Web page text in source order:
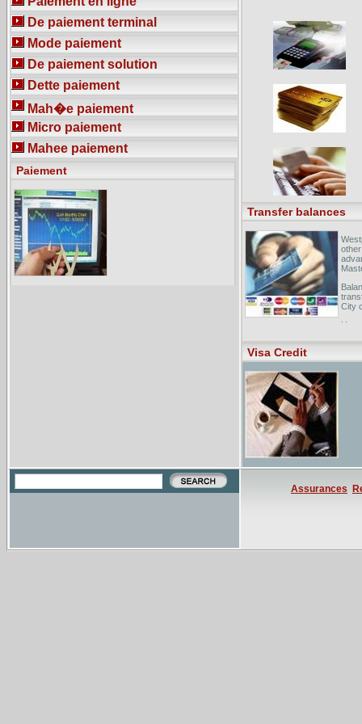
l'�tat de prototypes. ...
Accueil - [ Translate this page ]Le
syst�me de contr�le automatis�
fait partie des dispositions de la loi
contre la violence routi�re du 12 juin
2003 qui entend sensibiliser
l'ensemble des ...
De paiement terminal
Mode paiement
De paiement solution
Dette paiement
Mah�e paiement
Micro paiement
Mahee paiement
Paiement
Transfer balances
City
How
Visa Credit
Assurances